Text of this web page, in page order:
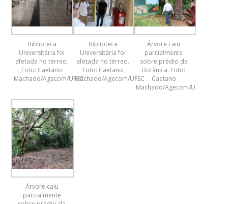
Biblioteca
Universitária foi
afetada no térreo.
Foto: Caetano
Machado/Agecom/UFSC
Biblioteca
Universitária foi
afetada no térreo.
Foto: Caetano
Machado/Agecom/UFSC
Árvore caiu
parcialmente
sobre prédio da
Botânica. Foto:
Caetano
Machado/Agecom/UFSC
Árvore caiu
parcialmente